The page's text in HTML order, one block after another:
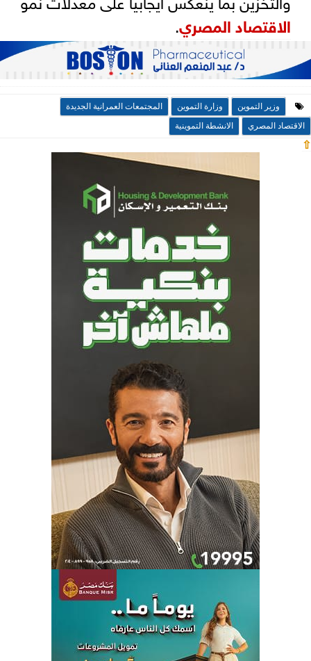
الاقتصاد المصري.
وزير التموين وزارة التموين
المجتمعات العمرانية الجديدة
الاقتصاد المصري
الانشطة التموينية
⇧